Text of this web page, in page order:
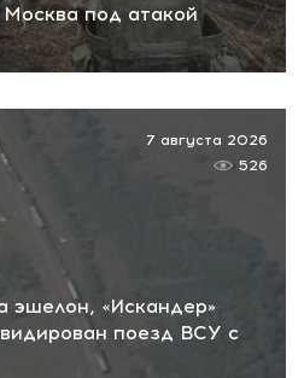
под атакой
эшелон, «Искандер»
поезд ВСУ с
7 августа 2026
526